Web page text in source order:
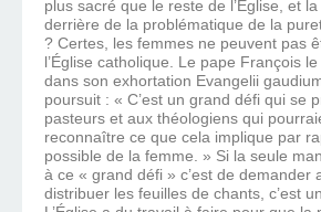
plus sacré que le reste de l’Église, et
derrière de la problématique de la
? Certes, les femmes ne peuvent pas
l’Église catholique. Le pape François
dans son exhortation Evangelii
poursuit : « C’est un grand défi qui se
pasteurs et aux théologiens qui
reconnaître ce que cela implique par
possible de la femme. » Si la seule
à ce « grand défi » c’est de demander
distribuer les feuilles de chants, c’est